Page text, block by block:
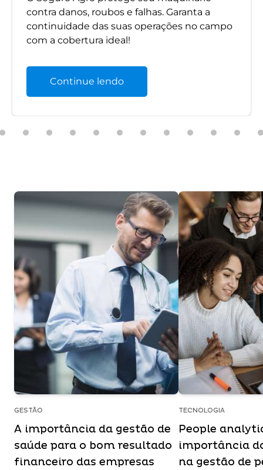
contra danos, roubos e falhas. Garanta a
continuidade das suas operações no campo
com a cobertura ideal!
Continue lendo
GESTÃO
A importância da gestão de
saúde para o bom resultado
financeiro das empresas
TECNOLOGIA
People
importância
na gestão de